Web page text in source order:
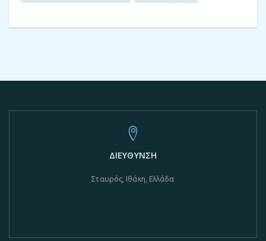
ΔΙΕΥΘΥΝΣΗ
Σταυρός, Ιθάκη, Ελλάδα